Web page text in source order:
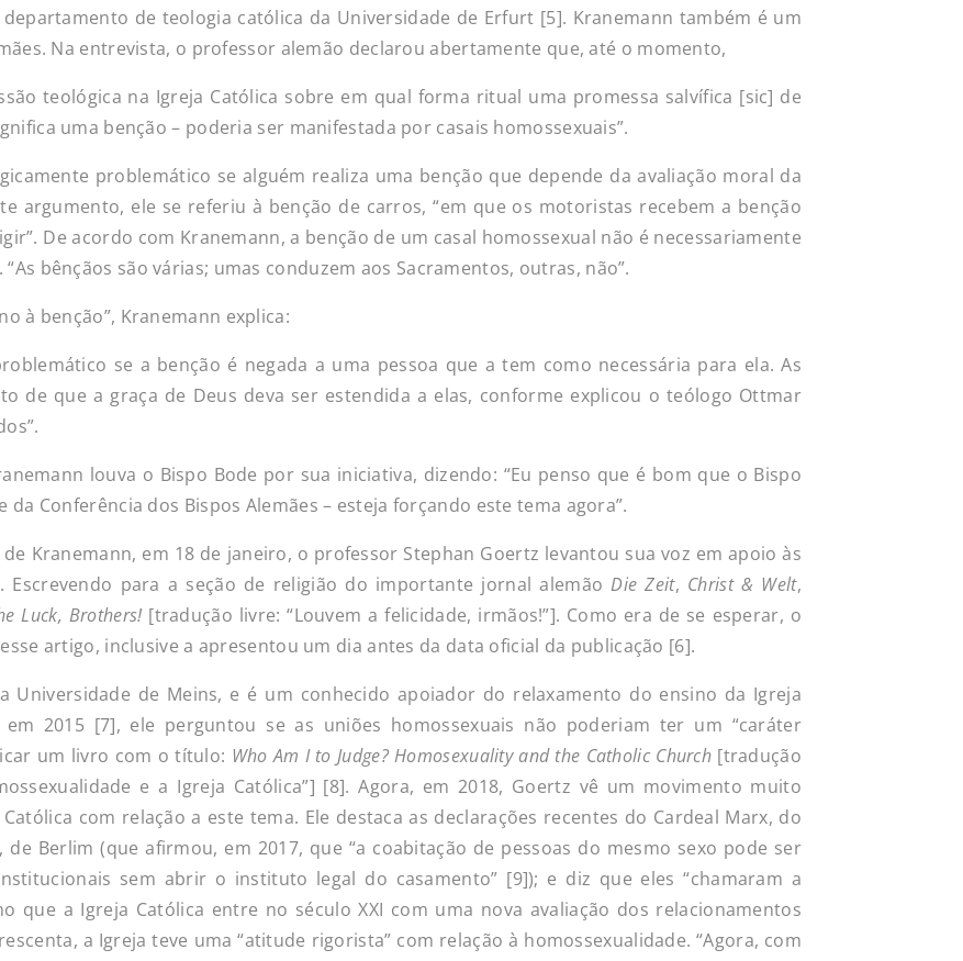
de teologia católica da Universidade de Erfurt [5]. Kranemann também é um
Na entrevista, o professor alemão declarou abertamente que, até o momento,
teológica na Igreja Católica sobre em qual forma ritual uma promessa salvífica [sic] de
uma benção – poderia ser manifestada por casais homossexuais”.
problemático se alguém realiza uma benção que depende da avaliação moral da
argumento, ele se referiu à benção de carros, “em que os motoristas recebem a benção
De acordo com Kranemann, a benção de um casal homossexual não é necessariamente
bênçãos são várias; umas conduzem aos Sacramentos, outras, não”.
à benção”, Kranemann explica:
se a benção é negada a uma pessoa que a tem como necessária para ela. As
de que a graça de Deus deva ser estendida a elas, conforme explicou o teólogo Ottmar
louva o Bispo Bode por sua iniciativa, dizendo: “Eu penso que é bom que o Bispo
Conferência dos Bispos Alemães – esteja forçando este tema agora”.
Kranemann, em 18 de janeiro, o professor Stephan Goertz levantou sua voz em apoio às
Escrevendo para a seção de religião do importante jornal alemãoDie Zeit, Christ & Welt,
Luck, Brothers![tradução livre: “Louvem a felicidade, irmãos!”]. Como era de se esperar, o
artigo, inclusive a apresentou um dia antes da data oficial da publicação [6].
Universidade de Meins, e é um conhecido apoiador do relaxamento do ensino da Igreja
em 2015 [7], ele perguntou se as uniões homossexuais não poderiam ter um “caráter
um livro com o título: Who Am I to Judge? Homosexuality and the Catholic Church [tradução
e a Igreja Católica”] [8]. Agora, em 2018, Goertz vê um movimento muito
com relação a este tema. Ele destaca as declarações recentes do Cardeal Marx, do
Berlim (que afirmou, em 2017, que “a coabitação de pessoas do mesmo sexo pode ser
sem abrir o instituto legal do casamento” [9]); e diz que eles “chamaram a
que a Igreja Católica entre no século XXI com uma nova avaliação dos relacionamentos
a Igreja teve uma “atitude rigorista” com relação à homossexualidade. “Agora, com